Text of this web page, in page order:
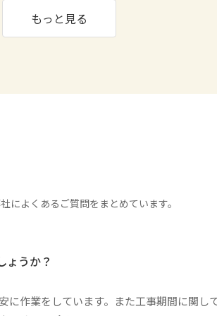
もっと見る
によくあるご質問をまとめています。
ょうか？
に作業をしています。また工事期間に関し